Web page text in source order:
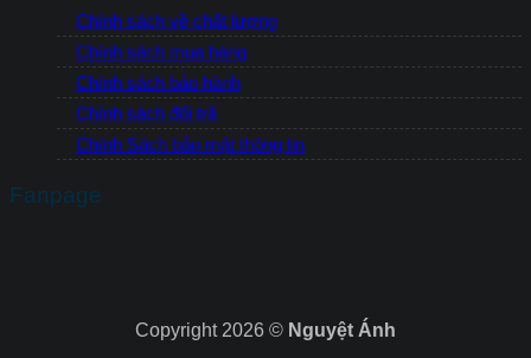
Chính sách về chất lượng
Chính sách mua hàng
Chính sách bảo hành
Chính sách đổi trả
Chính Sách bảo mật thông tin
Fanpage
Copyright 2026 © Nguyệt Ánh